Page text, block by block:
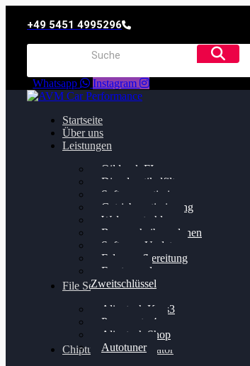
+49 5451 4995296
Whatsapp Instagram
Startseite
Über uns
Leistungen
Oildruck FIx
Dieselpartikelfilter
Softwareoptimierung
Getriebeoptimierung
Walnussstrahlen
Bremsscheiben planen
Software Update
Felgenaufbereitung
Ersatz- und
Zweitschlüssel
File Service
Alientech Kess3
Powergate 4
Alientech Shop
Autotuner
Chiptuning Konfigurator